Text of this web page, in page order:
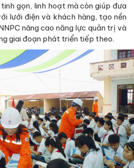
gọn, linh hoạt mà còn giúp đưa
lưới điện và khách hàng, tạo nền
nâng cao năng lực quản trị và
giai đoạn phát triển tiếp theo.